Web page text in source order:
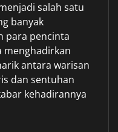
salah satu
banyak
para pencinta
menghadirkan
antara warisan
dan sentuhan
kehadirannya